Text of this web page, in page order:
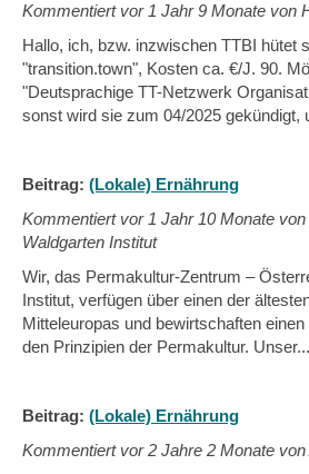
Kommentiert vor 1 Jahr 9 Monate von
Hallo, ich, bzw. inzwischen TTBI hütet
"transition.town", Kosten ca. €/J. 90.
"Deutsprachige TT-Netzwerk
sonst wird sie zum 04/2025 gekündigt,
Beitrag: (Lokale) Ernährung
Kommentiert vor 1 Jahr 10 Monate
Waldgarten Institut
Wir, das Permakultur-Zentrum –
Institut, verfügen über einen der
Mitteleuropas und bewirtschaften
den Prinzipien der Permakultur. Unser...
Beitrag: (Lokale) Ernährung
Kommentiert vor2 Jahre 2 Monate von